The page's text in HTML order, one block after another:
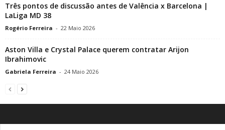
Três pontos de discussão antes de Valência x Barcelona |
LaLiga MD 38
Rogério Ferreira - 22 Maio 2026
Aston Villa e Crystal Palace querem contratar Arijon
Ibrahimovic
Gabriela Ferreira - 24 Maio 2026